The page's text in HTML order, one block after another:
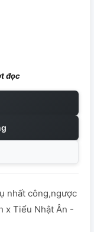
đọc
nhất công,ngược
x Tiểu Nhật Ân -